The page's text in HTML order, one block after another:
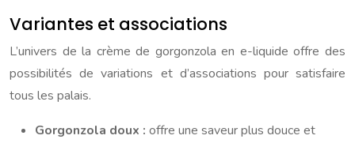
Variantes et associations
L’univers de la crème de gorgonzola en e-liquide offre des
possibilités de variations et d’associations pour satisfaire
tous les palais.
Gorgonzola doux : offre une saveur plus douce et